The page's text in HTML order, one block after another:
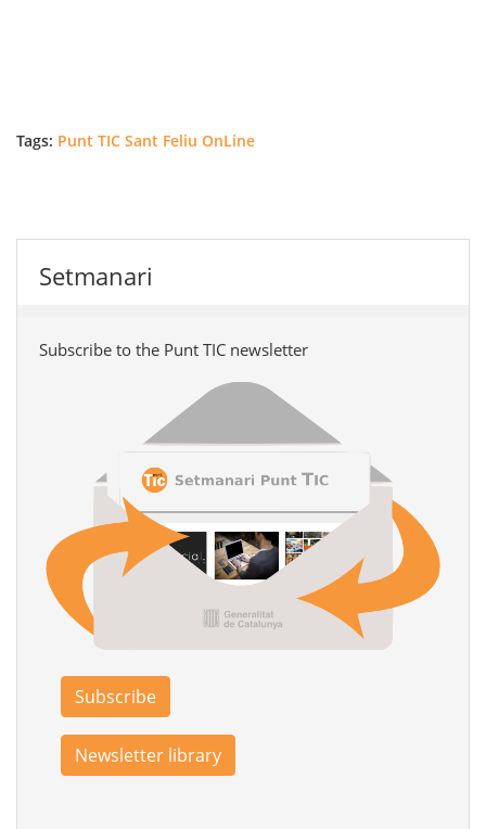
Tags: Punt TIC Sant Feliu OnLine
Setmanari
Subscribe to the Punt TIC newsletter
Subscribe
Newsletter library